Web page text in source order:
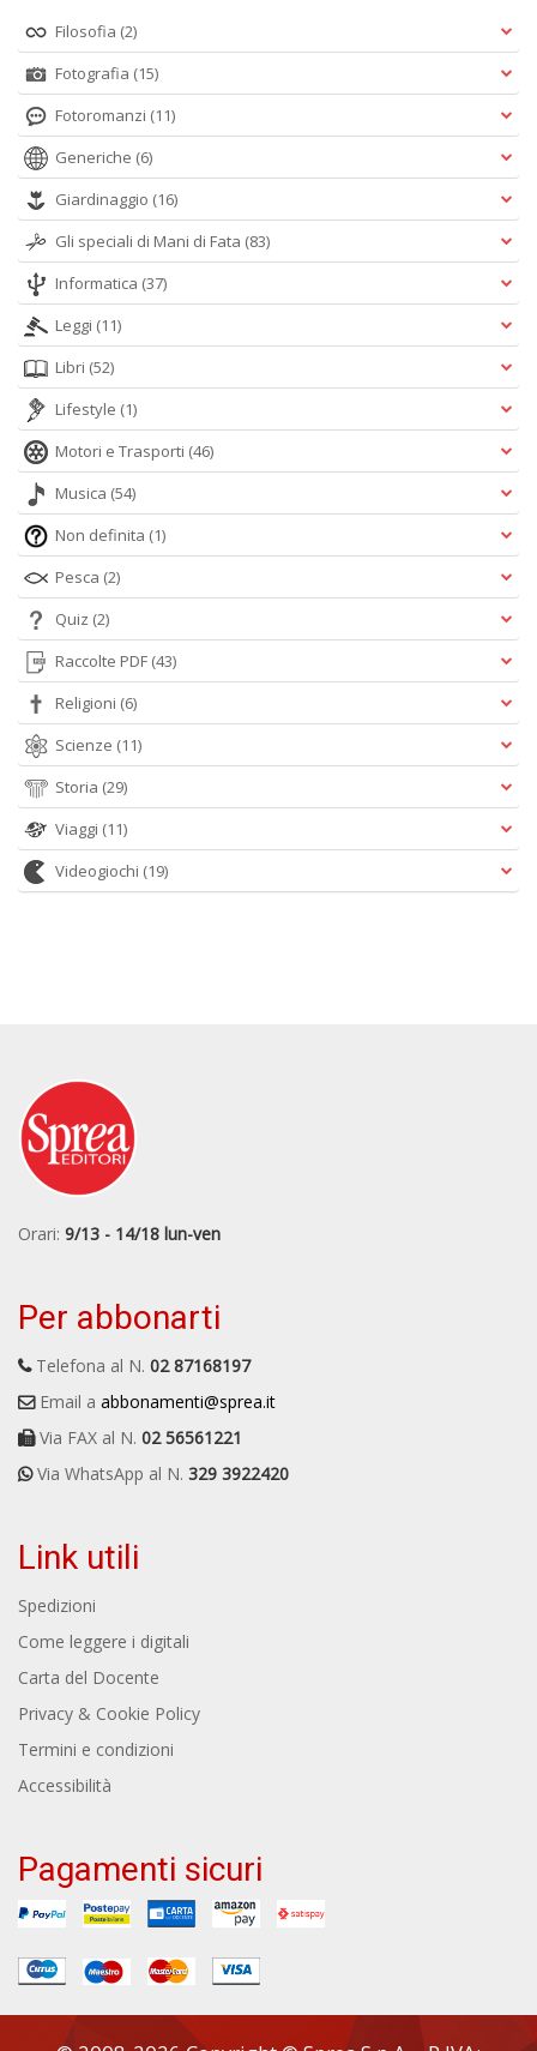
Filosofia (2)
Fotografia (15)
Fotoromanzi (11)
Generiche (6)
Giardinaggio (16)
Gli speciali di Mani di Fata (83)
Informatica (37)
Leggi (11)
Libri (52)
Lifestyle (1)
Motori e Trasporti (46)
Musica (54)
Non definita (1)
Pesca (2)
Quiz (2)
Raccolte PDF (43)
Religioni (6)
Scienze (11)
Storia (29)
Viaggi (11)
Videogiochi (19)
Orari: 9/13 - 14/18 lun-ven
Per abbonarti
Telefona al N. 02 87168197
Email a abbonamenti@sprea.it
Via FAX al N. 02 56561221
Via WhatsApp al N. 329 3922420
Link utili
Spedizioni
Come leggere i digitali
Carta del Docente
Privacy & Cookie Policy
Termini e condizioni
Accessibilità
Pagamenti sicuri